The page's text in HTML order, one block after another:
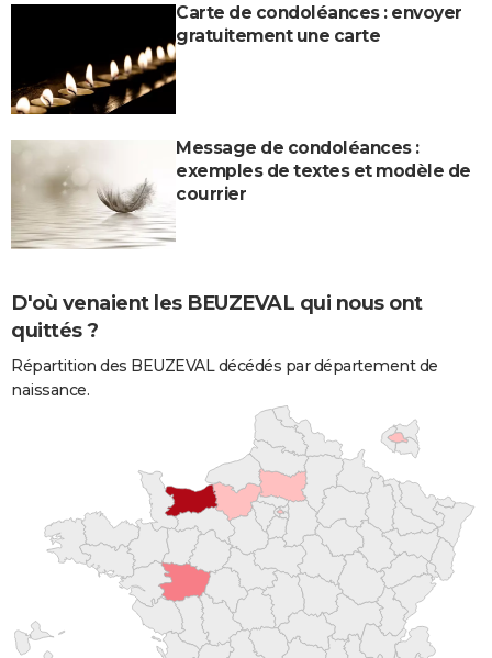
Carte de condoléances : envoyer
gratuitement une carte
Message de condoléances :
exemples de textes et modèle de
courrier
D'où venaient les BEUZEVAL qui nous ont
quittés ?
Répartition des BEUZEVAL décédés par département de
naissance.